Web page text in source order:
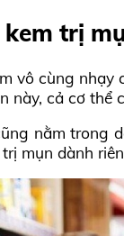
trị
vô cùng nhạy
này, cả cơ thể
nằm trong
mụn dành